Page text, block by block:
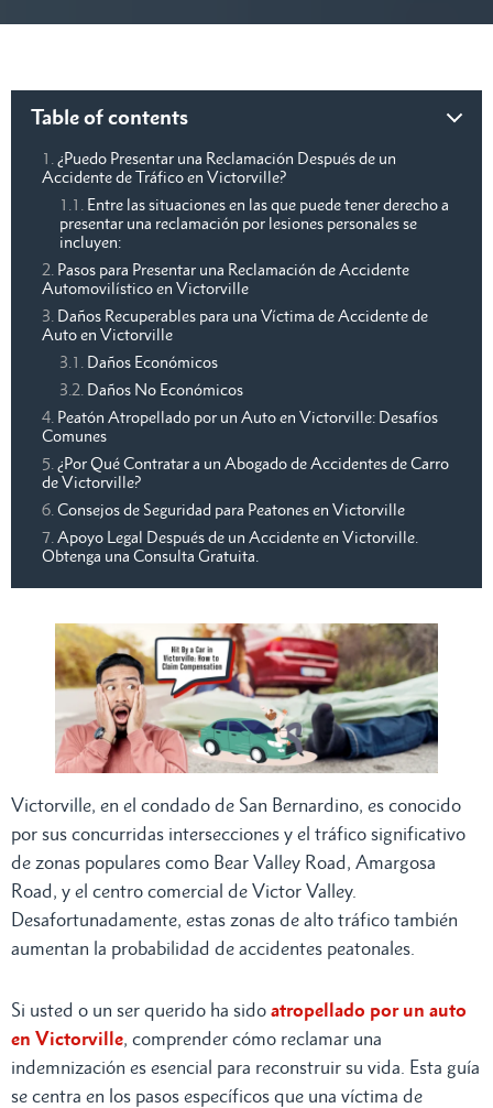
Table of contents
¿Puedo Presentar una Reclamación Después de un
Accidente de Tráfico en Victorville?
Entre las situaciones en las que puede tener derecho a
presentar una reclamación por lesiones personales se
incluyen:
Pasos para Presentar una Reclamación de Accidente
Automovilístico en Victorville
Daños Recuperables para una Víctima de Accidente de
Auto en Victorville
Daños Económicos
Daños No Económicos
Peatón Atropellado por un Auto en Victorville: Desafíos
Comunes
¿Por Qué Contratar a un Abogado de Accidentes de Carro
de Victorville?
Consejos de Seguridad para Peatones en Victorville
Apoyo Legal Después de un Accidente en Victorville.
Obtenga una Consulta Gratuita.
Victorville, en el condado de San Bernardino, es conocido
por sus concurridas intersecciones y el tráfico significativo
de zonas populares como Bear Valley Road, Amargosa
Road, y el centro comercial de Victor Valley.
Desafortunadamente, estas zonas de alto tráfico también
aumentan la probabilidad de accidentes peatonales.
Si usted o un ser querido ha sido atropellado por un auto
en Victorville, comprender cómo reclamar una
indemnización es esencial para reconstruir su vida. Esta guía
se centra en los pasos específicos que una víctima de